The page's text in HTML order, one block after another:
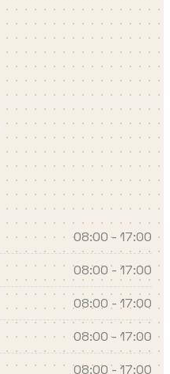
08:00 - 17:00
08:00 - 17:00
08:00 - 17:00
08:00 - 17:00
08:00 - 17:00